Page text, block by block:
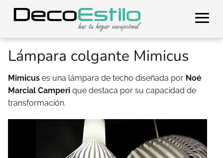
Lámpara colgante Mimicus
Mimicus es una lámpara de techo diseñada por Noé
Marcial Camperi que destaca por su capacidad de
transformación.